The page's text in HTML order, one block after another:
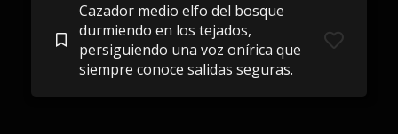
Cazador medio elfo del bosque
durmiendo en los tejados,
persiguiendo una voz onírica que
siempre conoce salidas seguras.